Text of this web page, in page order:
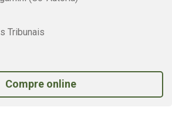
Tribunais
Compre online